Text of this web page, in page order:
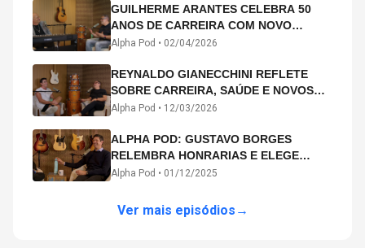
acompanham até hoje, quase trinta anos mais tarde:
"Bem Querer" e "Minha Menina". Em 2026, o astro
segue com o […]
GUILHERME ARANTES CELEBRA 50
ANOS DE CARREIRA COM NOVO
ÁLBUM INTERDIMENSIONAL E TURNÊ
Alpha Pod • 02/04/2026
REYNALDO GIANECCHINI REFLETE
SOBRE CARREIRA, SAÚDE E NOVOS
CAMINHOS ARTÍSTICOS NO ALPHA
Alpha Pod • 12/03/2026
ALPHA POD: GUSTAVO BORGES
RELEMBRA HONRARIAS E ELEGE
MICHAEL PHELPS O MAIOR ATLETA DA
Alpha Pod • 01/12/2025
Ver mais episódios →